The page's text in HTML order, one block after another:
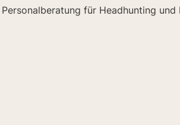
für Headhunting